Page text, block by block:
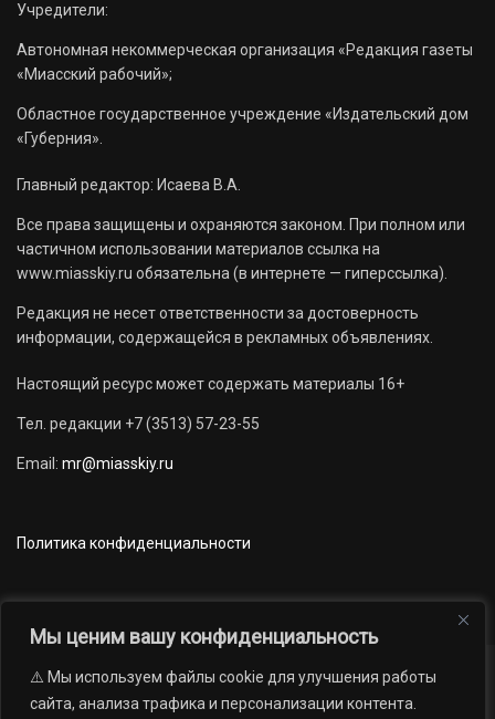
Мы ценим вашу конфиденциальность
⚠️ Мы используем файлы cookie для улучшения работы
сайта, анализа трафика и персонализации контента.
Учредители:
Автономная некоммерческая организация «Редакция газеты
«Миасский рабочий»;
Областное государственное учреждение «Издательский дом
«Губерния».
Главный редактор: Исаева В.А.
Все права защищены и охраняются законом. При полном или
частичном использовании материалов ссылка на
www.miasskiy.ru обязательна (в интернете — гиперссылка).
Редакция не несет ответственности за достоверность
информации, содержащейся в рекламных объявлениях.
Настоящий ресурс может содержать материалы 16+
Тел. редакции +7 (3513) 57-23-55
Email: mr@miasskiy.ru
Политика конфиденциальности
Новости Наши проекты
Официально
АРХИВ
16+